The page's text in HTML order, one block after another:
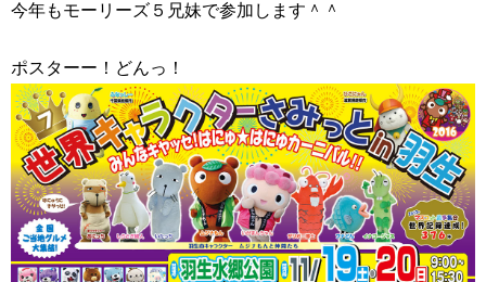
今年もモーリーズ５兄妹で参加します＾＾
ポスターー！どんっ！